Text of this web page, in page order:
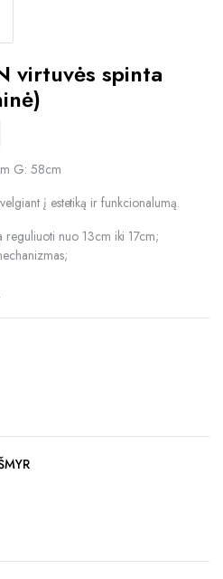
virtuvės spinta
G: 58cm
į estetiką ir funkcionalumą.
reguliuoti nuo 13cm iki 17cm;